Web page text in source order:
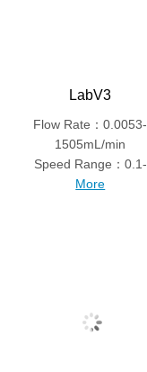
LabV3
Flow Rate：0.0053-
1505mL/min
Speed Range：0.1-
350rpm
More